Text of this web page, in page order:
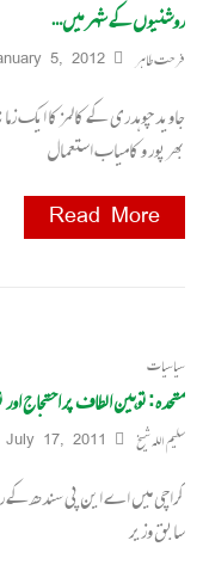
روشنیوں کے شہر میں…
فرحت طاہر 5, 2012
جاوید چوہدری کے کالمز کا ایک
بھرپور و کامیاب استعمال
Read More
سیاسیات
متحدہ :توہین الطاف پر احتجاج
سلیم اللہ شیخ July 17, 2011
کراچی میں اے این پی سندھ کے
سابق وزیر